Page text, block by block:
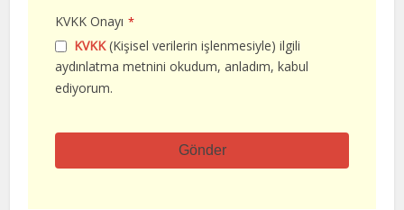
KVKK Onayı *
KVKK(Kişisel verilerin işlenmesiyle) ilgili
aydınlatma metnini okudum, anladım, kabul
ediyorum.
Gönder